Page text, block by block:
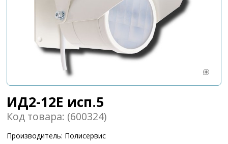
ИД2-12Е исп.5
Код товара: (600324)
Производитель: Полисервис